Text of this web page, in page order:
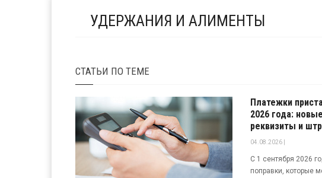
УДЕРЖАНИЯ И АЛИМЕНТЫ
СТАТЬИ ПО ТЕМЕ
Платежки
2026 года:
реквизиты и
04.08.2026 |
С 1 сентября 2026
поправки, которые